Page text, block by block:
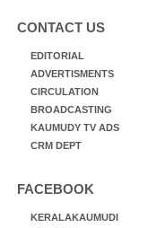
CONTACT US
EDITORIAL
ADVERTISMENTS
CIRCULATION
BROADCASTING
KAUMUDY TV ADS
CRM DEPT
FACEBOOK
KERALAKAUMUDI